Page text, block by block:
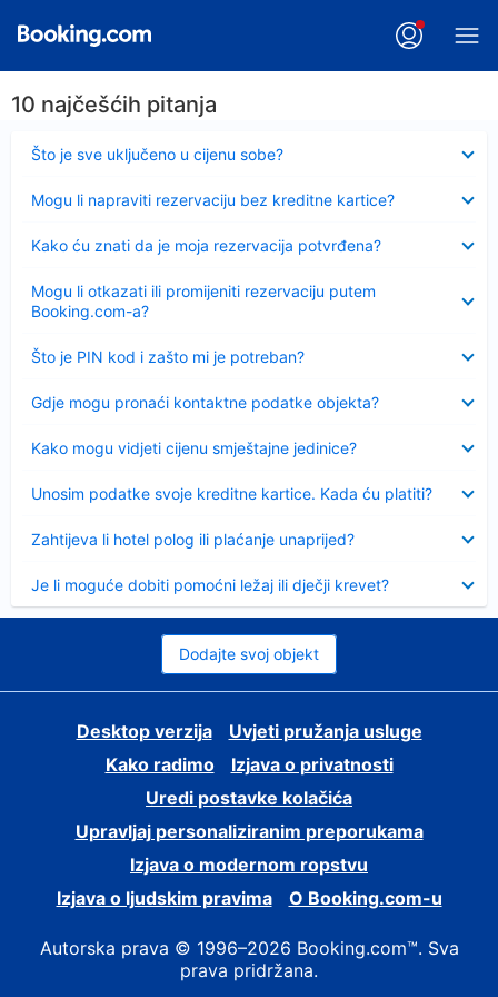
10 najčešćih pitanja
Što je sve uključeno u cijenu sobe?
Sažeto
Mogu li napraviti rezervaciju bez kreditne kartice?
Kako ću znati da je moja rezervacija potvrđena?
Mogu li otkazati ili promijeniti rezervaciju putem
Booking.com-a?
Što je PIN kod i zašto mi je potreban?
Sažeto
Gdje mogu pronaći kontaktne podatke objekta?
Kako mogu vidjeti cijenu smještajne jedinice?
Unosim podatke svoje kreditne kartice. Kada ću platiti?
Zahtijeva li hotel polog ili plaćanje unaprijed?
Je li moguće dobiti pomoćni ležaj ili dječji krevet?
Dodajte svoj objekt
Desktop verzija
Uvjeti pružanja usluge
Kako radimo
Izjava o privatnosti
Uredi postavke kolačića
Upravljaj personaliziranim preporukama
Izjava o modernom ropstvu
Izjava o ljudskim pravima
O Booking.com-u
Autorska prava © 1996–2026 Booking.com™. Sva
prava pridržana.